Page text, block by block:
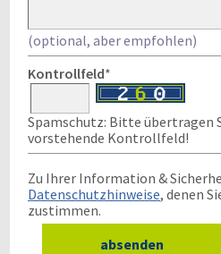
(optional, aber empfohlen)
Kontrollfeld*
Spamschutz: Bitte übertragen
vorstehende Kontrollfeld!
Zu Ihrer Information &
Datenschutzhinweise, denen
zustimmen.